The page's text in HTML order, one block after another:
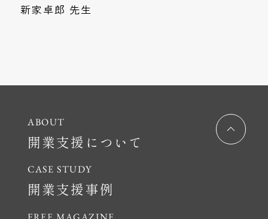
新家卓郎 先生
開業支援について
開業支援事例